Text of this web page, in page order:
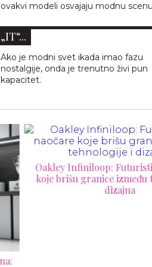
ovakvi modeli osvajaju modnu
BOAT BAG: POVRATAK
„IT“...
Ako je modni svet ikada imao fazu
nostalgije, onda je trenutno živi pun
kapacitet.
Oakley Infiniloop: Futurističke
koje brišu granice između